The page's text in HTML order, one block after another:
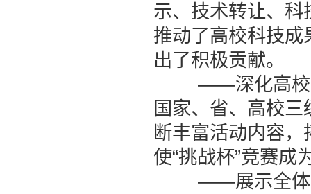
示、技术转让、科
推动了高校科技
出了积极贡献。
——深化高校素
国家、省、高校三
断丰富活动内容
使“挑战杯”竞赛成
——展示全体中